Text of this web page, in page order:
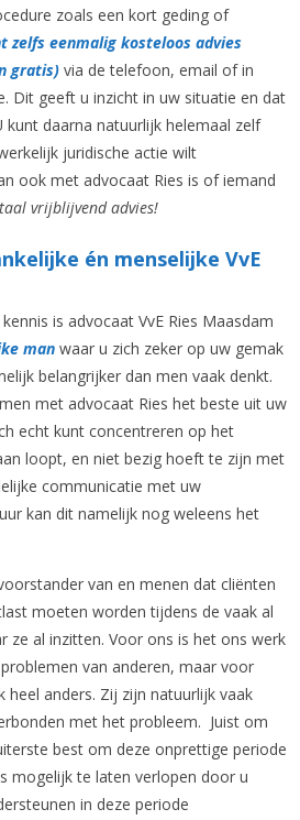
zoals een kort geding of
zelfs eenmalig kosteloos advies
gratis) via de telefoon, email of in
Dit geeft u inzicht in uw situatie en dat
kunt daarna natuurlijk helemaal zelf
juridische actie wilt
ook met advocaat Ries is of iemand
vrijblijvend advies!
én menselijke VvE
is advocaat VvE Ries Maasdam
man waar u zich zeker op uw gemak
belangrijker dan men vaak denkt.
met advocaat Ries het beste uit uw
echt kunt concentreren op het
loopt, en niet bezig hoeft te zijn met
communicatie met uw
kan dit namelijk nog weleens het
van en menen dat cliënten
moeten worden tijdens de vaak al
ze al inzitten. Voor ons is het ons werk
van anderen, maar voor
heel anders. Zij zijn natuurlijk vaak
met het probleem. Juist om
best om deze onprettige periode
mogelijk te laten verlopen door u
in deze periode